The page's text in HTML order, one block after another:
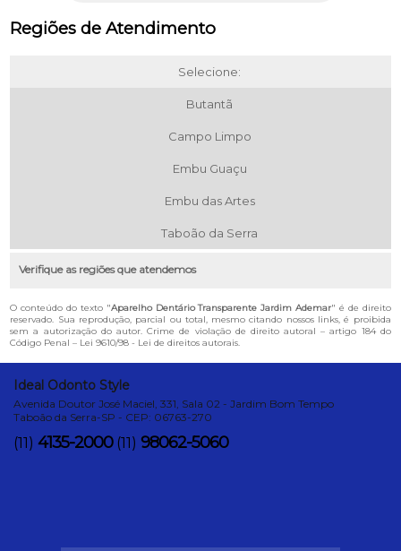
Regiões de Atendimento
Selecione:
Butantã
Campo Limpo
Embu Guaçu
Embu das Artes
Taboão da Serra
Verifique as regiões que atendemos
O conteúdo do texto "Aparelho Dentário Transparente Jardim Ademar" é de direito
reservado. Sua reprodução, parcial ou total, mesmo citando nossos links, é proibida
sem a autorização do autor. Crime de violação de direito autoral – artigo 184 do
Código Penal – Lei 9610/98 - Lei de direitos autorais.
Ideal Odonto Style
Avenida Doutor José Maciel, 331, Sala 02 - Jardim Bom Tempo
Taboão da Serra-SP - CEP: 06763-270
(11) 4135-2000 (11) 98062-5060